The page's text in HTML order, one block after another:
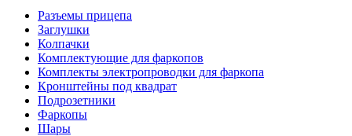
Разъемы прицепа
Заглушки
Колпачки
Комплектующие для фаркопов
Комплекты электропроводки для фаркопа
Кронштейны под квадрат
Подрозетники
Фаркопы
Шары